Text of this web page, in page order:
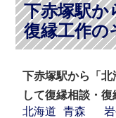
下赤塚駅か
復縁工作の
下赤塚駅から「
して復縁相談・
北海道
青森